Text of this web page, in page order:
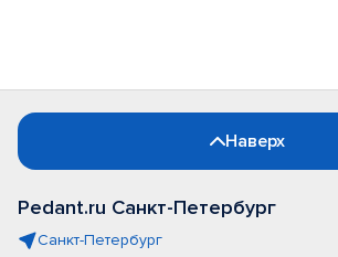
Наверх
Pedant.ru Санкт-Петербург
Санкт-Петербург